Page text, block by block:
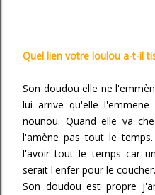
Quel lien votre loulou a-t-il
Son doudou elle ne
lui arrive qu'elle
nounou. Quand elle va
l'amène pas tout le
l'avoir tout le temps car
serait l'enfer pour le coucher.
Son doudou est propre